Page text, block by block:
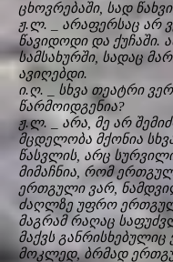
ცხოვრებაში, სად
ჟ.ლ. _ არაფერსაც არ
წავიდოდი და ქუჩაში.
სამსახურში, სადაც
ავიღებდი.
ი.ღ. _ სხვა თეატრი ვერ
წარმოიდგენია?
ჟ.ლ. _ არა, მე არ
მცდელობა მქონია
წასვლის, არც
მიმაჩნია, რომ
ერთგული ვარ,
ძაღლზე უფრო
მაგრამ რაღაც
მაქვს
მოკლედ, ბრმად